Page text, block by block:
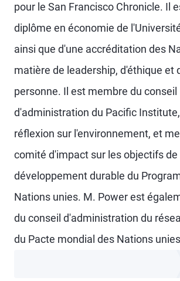
pour le San Francisco Chronicle. Il
diplôme en économie de
ainsi que d'une accréditation des
matière de leadership, d'éthique et
personne. Il est membre du conseil
d'administration du Pacific
réflexion sur l'environnement, et
comité d'impact sur les objectifs de
développement durable du
Nations unies. M. Power est
du conseil d'administration du
du Pacte mondial des Nations